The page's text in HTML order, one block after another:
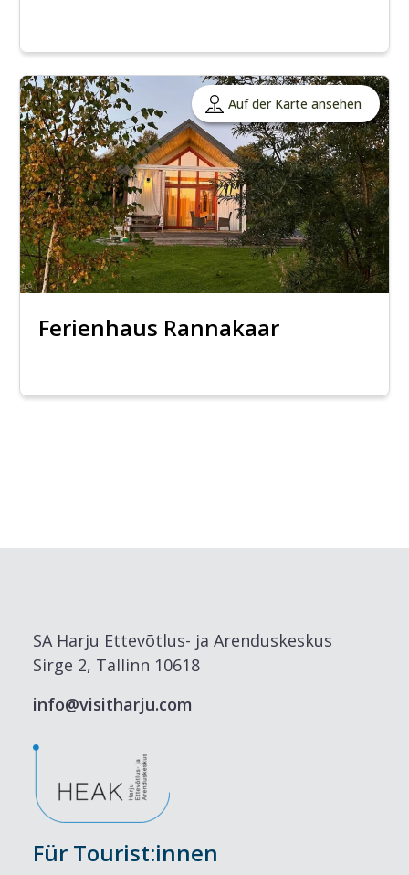
Auf der Karte ansehen
Ferienhaus Rannakaar
SA Harju Ettevõtlus- ja Arenduskeskus
Sirge 2, Tallinn 10618
info@visitharju.com
Für Tourist:innen